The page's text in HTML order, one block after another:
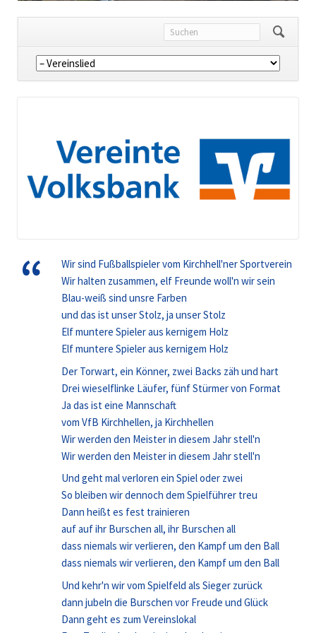
Navigation
überspringen
Wir sind Fußballspieler vom Kirchhell'ner Sportverein
Wir halten zusammen, elf Freunde woll'n wir sein
Blau-weiß sind unsre Farben
und das ist unser Stolz, ja unser Stolz
Elf muntere Spieler aus kernigem Holz
Elf muntere Spieler aus kernigem Holz
Der Torwart, ein Könner, zwei Backs zäh und hart
Drei wieselflinke Läufer, fünf Stürmer von Format
Ja das ist eine Mannschaft
vom VfB Kirchhellen, ja Kirchhellen
Wir werden den Meister in diesem Jahr stell'n
Wir werden den Meister in diesem Jahr stell'n
Und geht mal verloren ein Spiel oder zwei
So bleiben wir dennoch dem Spielführer treu
Dann heißt es fest trainieren
auf auf ihr Burschen all, ihr Burschen all
dass niemals wir verlieren, den Kampf um den Ball
dass niemals wir verlieren, den Kampf um den Ball
Und kehr'n wir vom Spielfeld als Sieger zurück
dann jubeln die Burschen vor Freude und Glück
Dann geht es zum Vereinslokal